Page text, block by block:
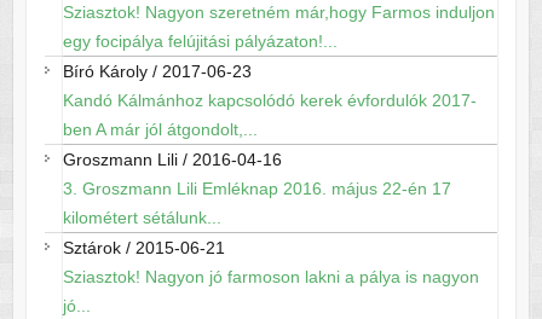
Sziasztok! Nagyon szeretném már,hogy Farmos induljon
egy focipálya felújitási pályázaton!...
Bíró Károly/ 2017-06-23
Kandó Kálmánhoz kapcsolódó kerek évfordulók 2017-
ben A már jól átgondolt,...
Groszmann Lili/ 2016-04-16
3. Groszmann Lili Emléknap 2016. május 22-én 17
kilométert sétálunk...
Sztárok/ 2015-06-21
Sziasztok! Nagyon jó farmoson lakni a pálya is nagyon
jó...